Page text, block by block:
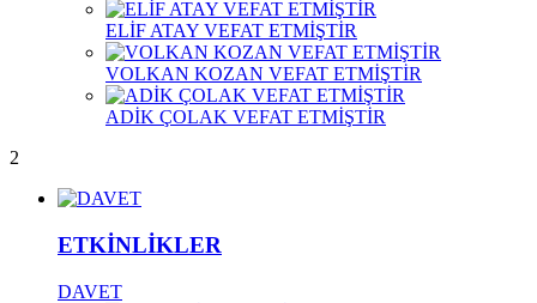
ELİF ATAY VEFAT ETMİŞTİR
VOLKAN KOZAN VEFAT ETMİŞTİR
ADİK ÇOLAK VEFAT ETMİŞTİR
2
ETKİNLİKLER
DAVET